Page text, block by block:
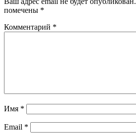
помечены *
Комментарий *
Имя *
Email *